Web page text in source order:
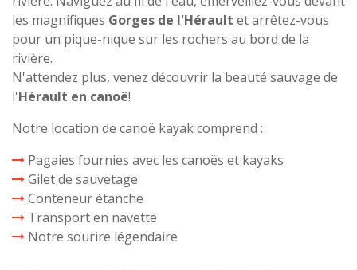
les magnifiques Gorges de l'Hérault et arrêtez-vous
pour un pique-nique sur les rochers au bord de la
rivière.
N'attendez plus, venez découvrir la beauté sauvage de
l'Hérault en canoë!
Notre location de canoë kayak comprend :
Pagaies fournies avec les canoës et kayaks
Gilet de sauvetage
Conteneur étanche
Transport en navette
Notre sourire légendaire